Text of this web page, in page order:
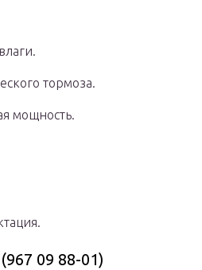
тормоза.
мощность.
09 88-01)